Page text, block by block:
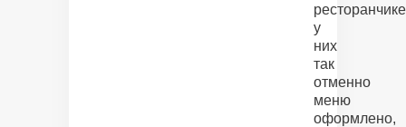
у
них
так
отменно
меню
оформлено,